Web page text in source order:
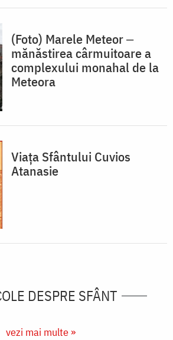
(Foto) Marele Meteor ‒
mănăstirea cârmuitoare a
complexului monahal de la
Meteora
Viaţa Sfântului Cuvios
Atanasie
DESPRE SFÂNT
vezi mai multe »